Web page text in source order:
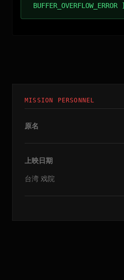
BUFFER_OVERFLOW_ERROR ]
MISSION PERSONNEL
原名
上映日期
台湾 戏院